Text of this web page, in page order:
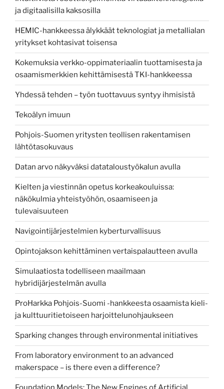
ja digitaalisilla kaksosilla
HEMIC-hankkeessa älykkäät teknologiat ja metallialan
yritykset kohtasivat toisensa
Kokemuksia verkko-oppimateriaalin tuottamisesta ja
osaamismerkkien kehittämisestä TKI-hankkeessa
Yhdessä tehden – työn tuottavuus syntyy ihmisistä
Tekoälyn imuun
Pohjois-Suomen yritysten teollisen rakentamisen
lähtötasokuvaus
Datan arvo näkyväksi datataloustyökalun avulla
Kielten ja viestinnän opetus korkeakouluissa:
näkökulmia yhteistyöhön, osaamiseen ja
tulevaisuuteen
Navigointijärjestelmien kyberturvallisuus
Opintojakson kehittäminen vertaispalautteen avulla
Simulaatiosta todelliseen maailmaan
hybridijärjestelmän avulla
ProHarkka Pohjois-Suomi -hankkeesta osaamista kieli-
ja kulttuuritietoiseen harjoittelunohjaukseen
Sparking changes through environmental initiatives
From laboratory environment to an advanced
makerspace – is there even a difference?